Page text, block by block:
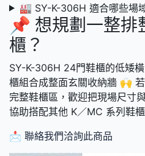
🏭 SY-K-306H 適合哪些場
📌 想規劃一整排
櫃？
SY-K-306H 24門鞋櫃的低矮
櫃組合成整面玄關收納牆 🙌
完整鞋櫃區，歡迎把現場尺寸
協助搭配其他 K／MC 系列鞋
📩 聯絡我們洽詢此商品